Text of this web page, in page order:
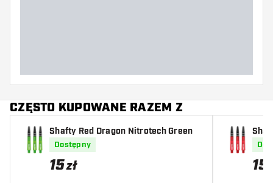
CZĘSTO KUPOWANE RAZEM Z
Shafty Red Dragon Nitrotech Green
Dostępny
15zł 15